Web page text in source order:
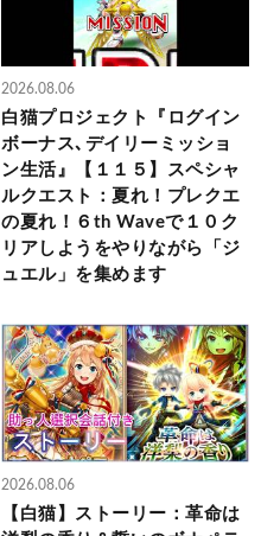
2026.08.06
白猫プロジェクト『ログイン
ボーナス､デイリーミッショ
ン生活』【１１５】スペシャ
ルクエスト：夏れ！プレクエ
の夏れ！６th Waveで１０ク
リアしようをやりながら「ジ
ュエル」を集めます
2026.08.06
【白猫】ストーリー：革命は